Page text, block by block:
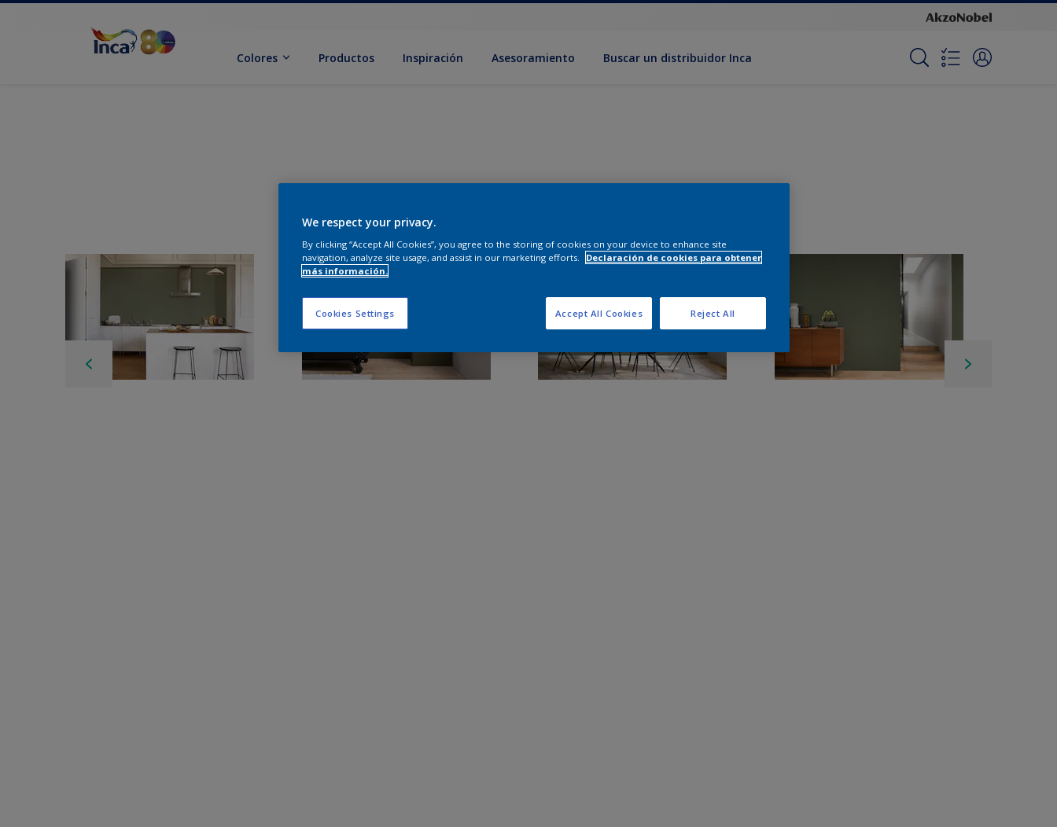
Colores Productos Inspiración Asesoramiento Buscar un distribuidor Inca
We respect your privacy.
By clicking “Accept All Cookies”, you agree to the storing of cookies on your device to enhance site
navigation, analyze site usage, and assist in our marketing efforts.
Declaración de cookies para obtener
más información.
Cookies Settings Reject All
Accept All Cookies